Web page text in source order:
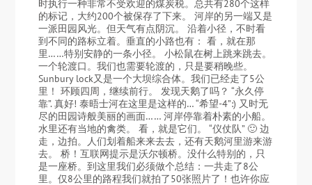
时执行一种非常不受欢迎的煤炭税。总共有280个这样
的标记，大约200个被保存了下来。 河岸的另一端又是
一派田园风光。但天气有点阴沉。 沿着小径，不时看
到不同的路标立着。垂直的小路也有： 看，就在那
里……特别安静的一条小径。 小松鼠在树上跳来跳去。
一个轮渡口。我们也需要轮渡的，只是要稍晚些。
Sunbury lock又是一个大坝综合体。我们已经走了5公
里！ 环顾四周，继续前行。 发现天鹅了吗？ “永久停
靠”. 真好! 泰晤士河在这里是这样的… “希望-4”:) 又时无
尽的田园诗般美丽的画面…… 河岸停靠着朴素的小船。
水里还有当地的禽类。 看，就是它们。 “仪仗队” 🙂 边
走，边拍。人们划着船来来去去，还有天鹅河里游来游
去。 桥！互联网提示是沃尔顿桥。没什么特别的，只
是一座桥。到这里我们必须做个总结：一共走了8公
里。仅8公里的路程我们就拍了50张照片了！也许你应